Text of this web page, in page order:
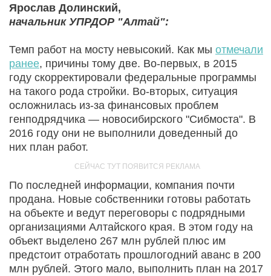
Ярослав Долинский,
начальник УПРДОР "Алтай":
Темп работ на мосту невысокий. Как мы отмечали
ранее, причины тому две. Во-первых, в 2015
году скорректировали федеральные программы
на такого рода стройки. Во-вторых, ситуация
осложнилась из-за финансовых проблем
генподрядчика — новосибирского "Сибмоста". В
2016 году они не выполнили доведенный до
них план работ.
По последней информации, компания почти
продана. Новые собственники готовы работать
на объекте и ведут переговоры с подрядными
организациями Алтайского края. В этом году на
объект выделено 267 млн рублей плюс им
предстоит отработать прошлогодний аванс в 200
млн рублей. Этого мало, выполнить план на 2017